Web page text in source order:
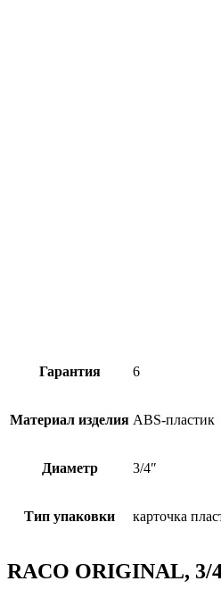
Гарантия 6
Материал изделия ABS-пластик
Диаметр 3/4″
Тип упаковки карточка
RACO ORIGINAL, 3/